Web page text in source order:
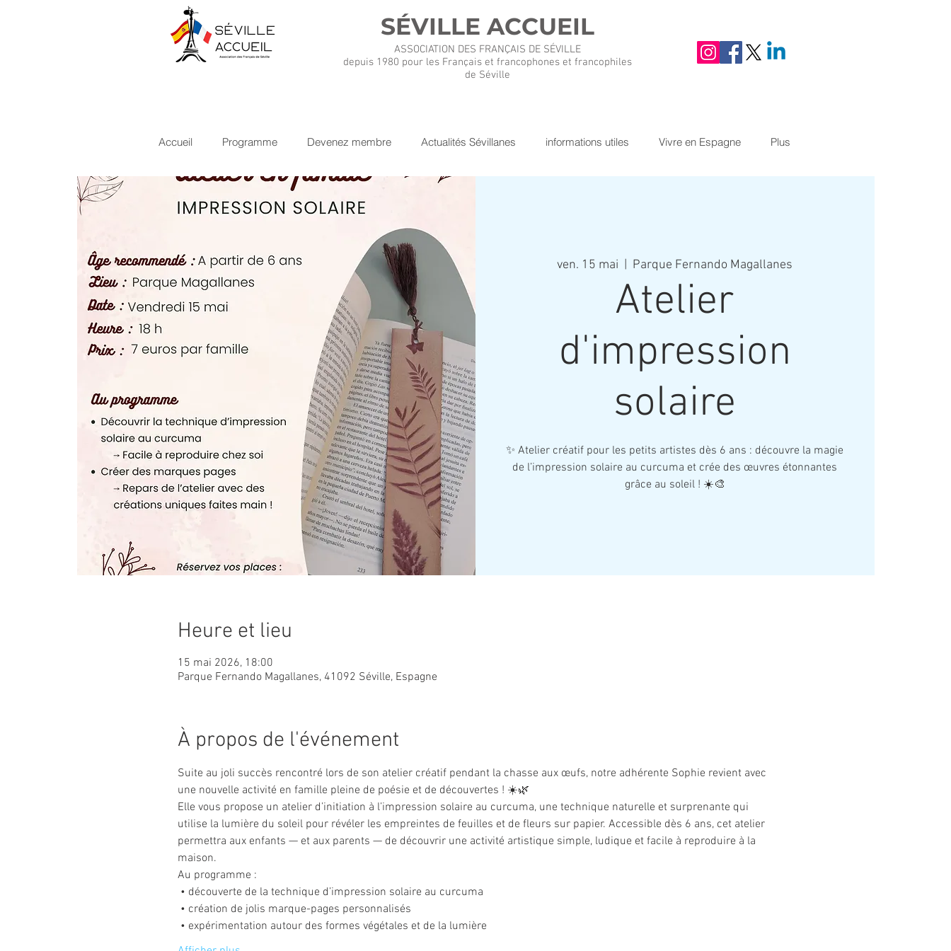
SÉVILLE ACCUEIL
ASSOCIATION DES FRANÇAIS DE SÉVILLE
depuis 1980 pour les Français et francophones et francophiles
de Séville
Accueil Programme Devenez membre Actualités Sévillanes informations utiles Vivre en Espagne Plus
ven. 15 mai
  |
Parque Fernando Magallanes
Atelier
d'impression
solaire
✨ Atelier créatif pour les petits artistes dès 6 ans : découvre la magie
de l’impression solaire au curcuma et crée des œuvres étonnantes
grâce au soleil ! ☀️🎨
Heure et lieu
15 mai 2026, 18:00
Parque Fernando Magallanes, 41092 Séville, Espagne
À propos de l'événement
Suite au joli succès rencontré lors de son atelier créatif pendant la chasse aux œufs, notre adhérente Sophie revient avec
une nouvelle activité en famille pleine de poésie et de découvertes ! ☀️🌿
Elle vous propose un atelier d’initiation à l’impression solaire au curcuma, une technique naturelle et surprenante qui
utilise la lumière du soleil pour révéler les empreintes de feuilles et de fleurs sur papier. Accessible dès 6 ans, cet atelier
permettra aux enfants — et aux parents — de découvrir une activité artistique simple, ludique et facile à reproduire à la
maison.
Au programme :
• découverte de la technique d’impression solaire au curcuma
• création de jolis marque-pages personnalisés
• expérimentation autour des formes végétales et de la lumière